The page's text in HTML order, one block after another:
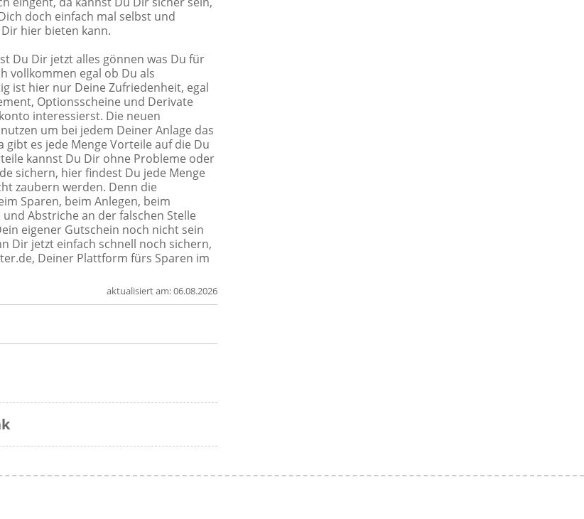
doch einfach mal selbst und
hier bieten kann.
Du Dir jetzt alles gönnen was Du für
vollkommen egal ob Du als
ist hier nur Deine Zufriedenheit, egal
Optionsscheine und Derivate
interessierst. Die neuen
um bei jedem Deiner Anlage das
es jede Menge Vorteile auf die Du
kannst Du Dir ohne Probleme oder
sichern, hier findest Du jede Menge
zaubern werden. Denn die
Sparen, beim Anlegen, beim
Abstriche an der falschen Stelle
eigener Gutschein noch nicht sein
Dir jetzt einfach schnell noch sichern,
Deiner Plattform fürs Sparen im
aktualisiert am:06.08.2026